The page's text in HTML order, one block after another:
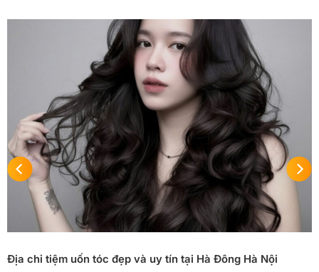
Địa chỉ tiệm uốn tóc đẹp và uy tín tại Hà Đông Hà Nội